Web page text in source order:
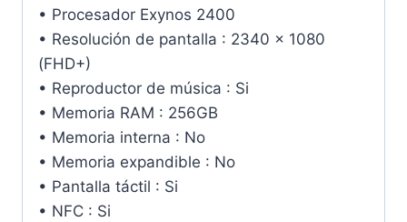
• Procesador Exynos 2400
• Resolución de pantalla : 2340 x 1080
(FHD+)
• Reproductor de música : Si
• Memoria RAM : 256GB
• Memoria interna : No
• Memoria expandible : No
• Pantalla táctil : Si
• NFC : Si